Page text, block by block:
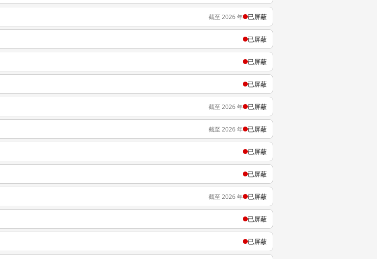
截至 2026 年 已屏蔽
已屏蔽
已屏蔽
已屏蔽
截至 2026 年 已屏蔽
截至 2026 年 已屏蔽
已屏蔽
已屏蔽
截至 2026 年 已屏蔽
已屏蔽
已屏蔽